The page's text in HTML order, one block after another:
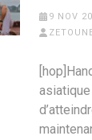
9 NOV
asiatique